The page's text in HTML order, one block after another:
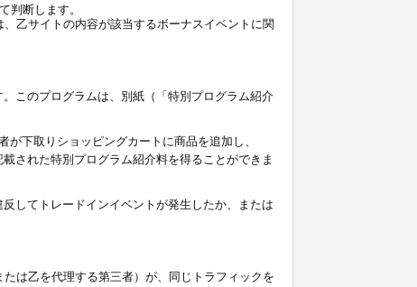
判断します。
乙サイトの内容が該当するボーナスイベントに関
このプログラムは、別紙（「特別プログラム紹介
下取りショッピングカートに商品を追加し、
された特別プログラム紹介料を得ることができま
してトレードインイベントが発生したか、または
は乙を代理する第三者）が、同じトラフィックを